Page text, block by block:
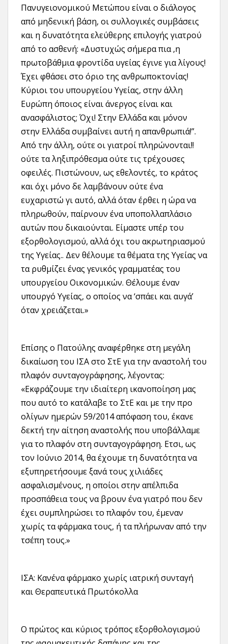
Πανυγειονομικού Μετώπου είναι ο διάλογος
από μηδενική βάση, οι συλλογικές συμβάσεις
και η δυνατότητα ελεύθερης επιλογής γιατρού
από το ασθενή: «Δυστυχώς σήμερα πια ,η
πρωτοβάθμια φροντίδα υγείας έγινε για λίγους!
Έχει φθάσει στο όριο της ανθρωποκτονίας!
Κύριοι του υπουργείου Υγείας, στην άλλη
Ευρώπη όποιος είναι άνεργος είναι και
ανασφάλιστος; Όχι! Στην Ελλάδα και μόνον
στην Ελλάδα συμβαίνει αυτή η απανθρωπιά!”.
Από την άλλη, ούτε οι γιατροί πληρώνονται!!
ούτε τα ληξιπρόθεσμα ούτε τις τρέχουσες
οφειλές. Πιστώνουν, ως εθελοντές, το κράτος
και όχι μόνο δε λαμβάνουν ούτε ένα
ευχαριστώ γι αυτό, αλλά όταν έρθει η ώρα να
πληρωθούν, παίρνουν ένα υποπολλαπλάσιο
αυτών που δικαιούνται. Είμαστε υπέρ του
εξορθολογισμού, αλλά όχι του ακρωτηριασμού
της Υγείας.. Δεν θέλουμε τα θέματα της Υγείας να
τα ρυθμίζει ένας γενικός γραμματέας του
υπουργείου Οικονομικών. Θέλουμε έναν
υπουργό Υγείας, ο οποίος να ‘σπάει και αυγά’
όταν χρειάζεται.»
Επίσης ο Πατούλης αναφέρθηκε στη μεγάλη
δικαίωση του ΙΣΑ στο ΣτΕ για την αναστολή του
πλαφόν συνταγογράφησης, λέγοντας:
«Εκφράζουμε την ιδιαίτερη ικανοποίηση μας
που αυτό το κατάλαβε το ΣτΕ και με την προ
ολίγων ημερών 59/2014 απόφαση του, έκανε
δεκτή την αίτηση αναστολής που υποβάλλαμε
για το πλαφόν στη συνταγογράφηση. Ετσι, ως
τον Ιούνιο 2014, θα έχουμε τη δυνατότητα να
εξυπηρετήσουμε ξανά τους χιλιάδες
ασφαλισμένους, η οποίοι στην απέλπιδα
προσπάθεια τους να βρουν ένα γιατρό που δεν
έχει συμπληρώσει το πλαφόν του, έμεναν
χωρίς τα φάρμακα τους, ή τα πλήρωναν από την
τσέπη τους.»
ΙΣΑ: Κανένα φάρμακο χωρίς ιατρική συνταγή
και Θεραπευτικά Πρωτόκολλα
Ο πρώτος και κύριος τρόπος εξορθολογισμού